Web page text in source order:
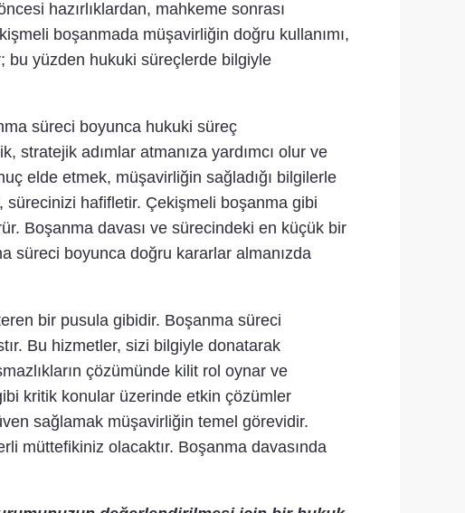
hazırlıklardan, mahkeme sonrası
boşanmada müşavirliğin doğru kullanımı,
bu yüzden hukuki süreçlerde bilgiyle
süreci boyunca hukuki süreç
stratejik adımlar atmanıza yardımcı olur ve
elde etmek, müşavirliğin sağladığı bilgilerle
sürecinizi hafifletir. Çekişmeli boşanma gibi
Boşanma davası ve sürecindeki en küçük bir
süreci boyunca doğru kararlar almanızda
bir pusula gibidir. Boşanma süreci
Bu hizmetler, sizi bilgiyle donatarak
çözümünde kilit rol oynar ve
kritik konular üzerinde etkin çözümler
sağlamak müşavirliğin temel görevidir.
müttefikiniz olacaktır. Boşanma davasında